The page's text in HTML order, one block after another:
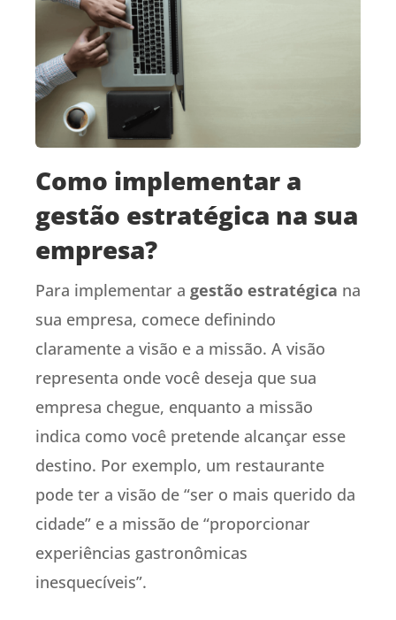
Como implementar a
gestão estratégica na sua
empresa?
Para implementar a gestão estratégica na
sua empresa, comece definindo
claramente a visão e a missão. A visão
representa onde você deseja que sua
empresa chegue, enquanto a missão
indica como você pretende alcançar esse
destino. Por exemplo, um restaurante
pode ter a visão de “ser o mais querido da
cidade” e a missão de “proporcionar
experiências gastronômicas
inesquecíveis”.